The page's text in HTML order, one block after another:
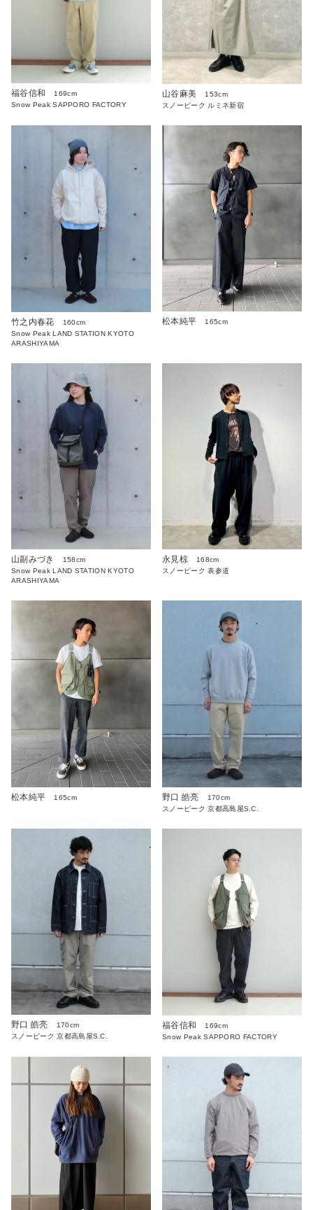
福谷信和
169cm
Snow Peak SAPPORO FACTORY
山谷麻美
153cm
スノーピーク ルミネ新宿
竹之内春花
160cm
Snow Peak LAND STATION KYOTO
ARASHIYAMA
松本純平 165cm
山副みづき
158cm
Snow Peak LAND STATION KYOTO
ARASHIYAMA
永見椋
168cm
スノーピーク 表参道
松本純平 165cm 野口 皓亮
170cm
スノーピーク 京都高島屋S.C.
野口 皓亮
170cm
スノーピーク 京都高島屋S.C.
福谷信和
169cm
Snow Peak SAPPORO FACTORY